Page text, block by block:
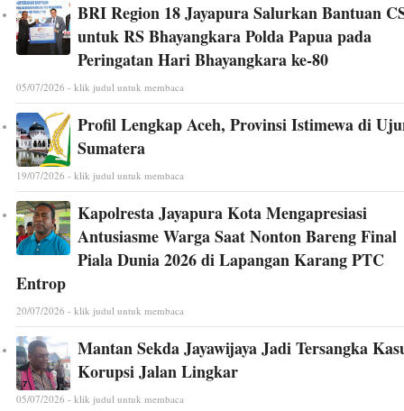
BRI Region 18 Jayapura Salurkan Bantuan
untuk RS Bhayangkara Polda Papua pada
Peringatan Hari Bhayangkara ke-80
05/07/2026 - klik judul untuk membaca
Profil Lengkap Aceh, Provinsi Istimewa di
Sumatera
19/07/2026 - klik judul untuk membaca
Kapolresta Jayapura Kota Mengapresiasi
Antusiasme Warga Saat Nonton Bareng Final
Piala Dunia 2026 di Lapangan Karang PTC
Entrop
20/07/2026 - klik judul untuk membaca
Mantan Sekda Jayawijaya Jadi Tersangka
Korupsi Jalan Lingkar
05/07/2026 - klik judul untuk membaca